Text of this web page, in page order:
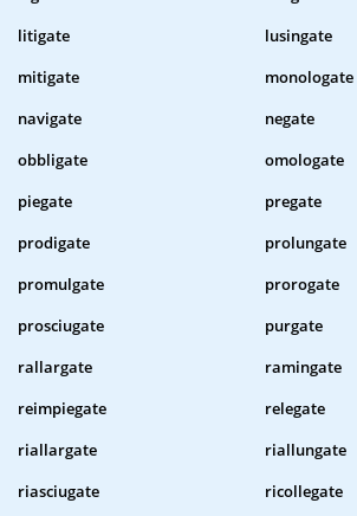
litigate
lusingate
mitigate
monologate
navigate
negate
obbligate
omologate
piegate
pregate
prodigate
prolungate
promulgate
prorogate
prosciugate
purgate
rallargate
ramingate
reimpiegate
relegate
riallargate
riallungate
riasciugate
ricollegate